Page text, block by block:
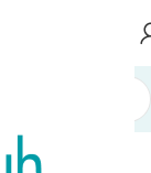
Αναπλήρωσης 10ml